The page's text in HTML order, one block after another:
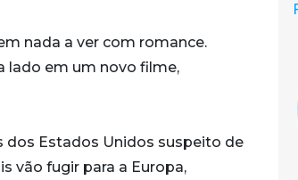
nada a ver com romance.
lado em um novo filme,
dos Estados Unidos suspeito de
vão fugir para a Europa,